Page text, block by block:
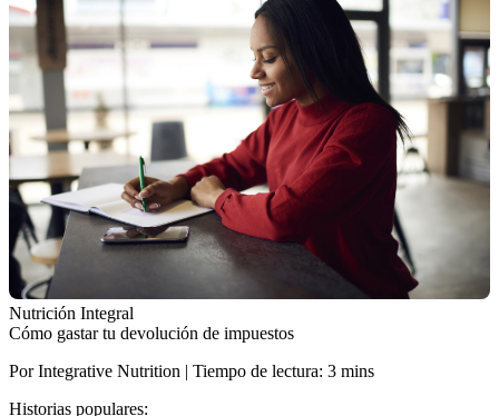
Nutrición Integral
Cómo gastar tu devolución de impuestos
Por Integrative Nutrition | Tiempo de lectura: 3 mins
Historias populares: